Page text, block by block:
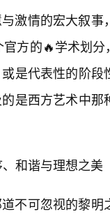
激情的宏大叙
方的🔥学术划
是代表性的阶
是西方艺术中那
和谐与理想之美
不可忽视的黎明